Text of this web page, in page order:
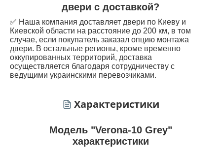
двери с доставкой?
✅ Наша компания доставляет двери по Киеву и
Киевской области на расстояние до 200 км, в том
случае, если покупатель заказал опцию монтажа
двери. В остальные регионы, кроме временно
оккупированных территорий, доставка
осуществляется благодаря сотрудничеству с
ведущими украинскими перевозчиками.
Характеристики
Модель "Verona-10 Grey"
характеристики